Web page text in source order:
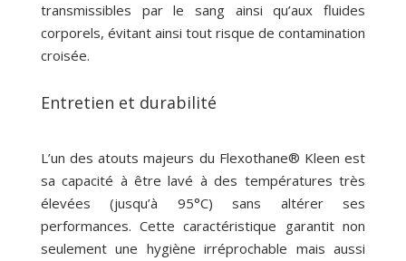
transmissibles par le sang ainsi qu’aux fluides
corporels, évitant ainsi tout risque de contamination
croisée.
Entretien et durabilité
L’un des atouts majeurs du Flexothane® Kleen est
sa capacité à être lavé à des températures très
élevées (jusqu’à 95°C) sans altérer ses
performances. Cette caractéristique garantit non
seulement une hygiène irréprochable mais aussi